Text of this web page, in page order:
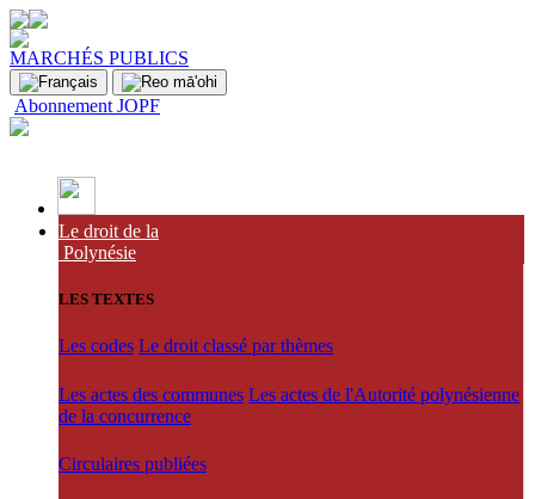
MARCHÉS PUBLICS
Abonnement JOPF
Le droit de la
Polynésie
LES TEXTES
Les codes Le droit classé par thèmes
Les actes des communes Les actes de l'Autorité polynésienne
de la concurrence
Circulaires publiées